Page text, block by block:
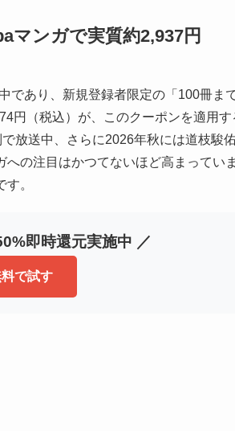
マンガで実質約2,937円
であり、新規登録者限定の「100冊ま
円（税込）が、このクーポンを適用す
放送中、さらに2026年秋には道枝駿
の注目はかつてないほど高まってい
。
即時還元実施中 ／
で試す